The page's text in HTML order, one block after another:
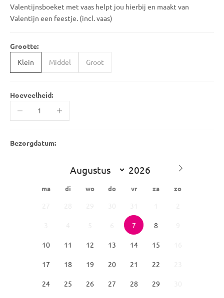
Valentijnsboeket met vaas helpt jou hierbij en maakt van
Valentijn een feestje. (incl. vaas)
Grootte:
Klein
Middel Groot
Hoeveelheid:
Aantal verlagenAantal verhogen
Bezorgdatum:
ma di wo do vr za zo
7 8
10 11 12 13 14 15
17 18 19 20 21 22
24 25 26 27 28 29